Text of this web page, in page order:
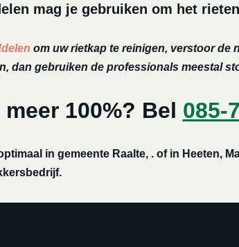
mag je gebruiken om het
om uw rietkap te reinigen, verstoor de
dan gebruiken de professionals meestal
100%? Bel 085-
in gemeente Raalte, . of in Heeten,